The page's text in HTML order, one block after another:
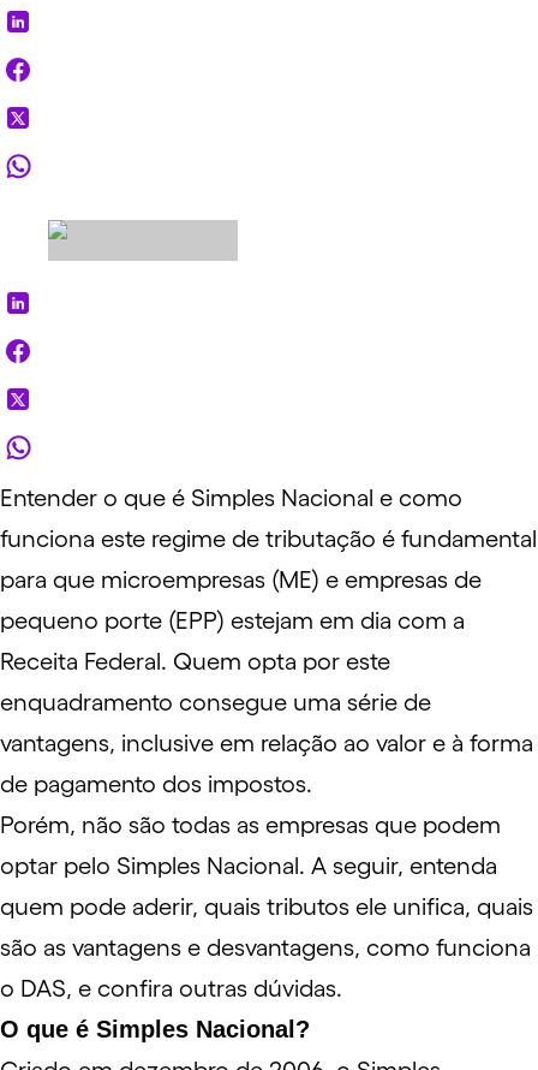
Entender o que é Simples Nacional e como
funciona este regime de tributação é fundamental
para que microempresas (ME) e empresas de
pequeno porte (EPP) estejam em dia com a
Receita Federal. Quem opta por este
enquadramento consegue uma série de
vantagens, inclusive em relação ao valor e à forma
de pagamento dos impostos.
Porém, não são todas as empresas que podem
optar pelo Simples Nacional. A seguir, entenda
quem pode aderir, quais tributos ele unifica, quais
são as vantagens e desvantagens, como funciona
o DAS, e confira outras dúvidas.
O que é Simples Nacional?